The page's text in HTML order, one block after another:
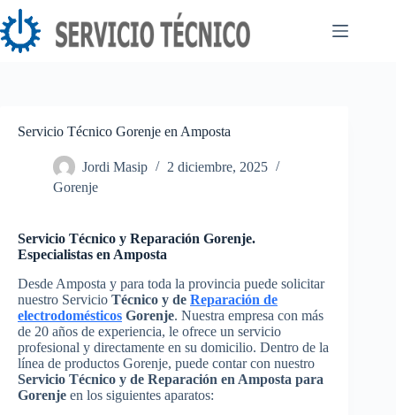
Saltar
al
contenido
Servicio Técnico Gorenje en Amposta
Jordi Masip
2 diciembre, 2025
Gorenje
Servicio Técnico y Reparación Gorenje.
Especialistas en Amposta
Desde Amposta y para toda la provincia puede solicitar
nuestro Servicio Técnico y de Reparación de
electrodomésticos Gorenje. Nuestra empresa con más
de 20 años de experiencia, le ofrece un servicio
profesional y directamente en su domicilio. Dentro de la
línea de productos Gorenje, puede contar con nuestro
Servicio Técnico y de Reparación en Amposta para
Gorenje en los siguientes aparatos: